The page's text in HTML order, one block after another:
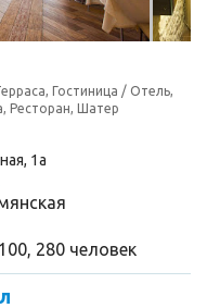
Гостиница / Отель,
Ресторан, Шатер
1а
280 человек